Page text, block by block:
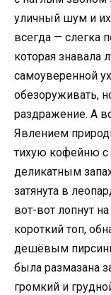
уличный шум и
всегда — слегка
которая знавала
самоуверенной
обезоруживать,
раздражение. А
Явлением
тихую кофейню с
деликатным
затянута в
вот-вот лопнут
короткий топ,
дешёвым
была размазана
громкий и